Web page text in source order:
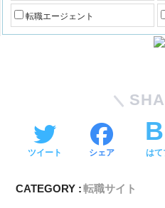
転職エージェント
ツイート シェア はて
CATEGORY :転職サイト